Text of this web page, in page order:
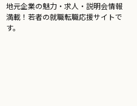
地元企業の魅力・求人・説明会情報
満載！若者の就職転職応援サイトで
す。